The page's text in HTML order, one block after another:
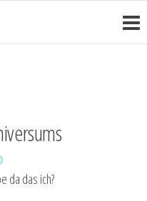
da das ich?